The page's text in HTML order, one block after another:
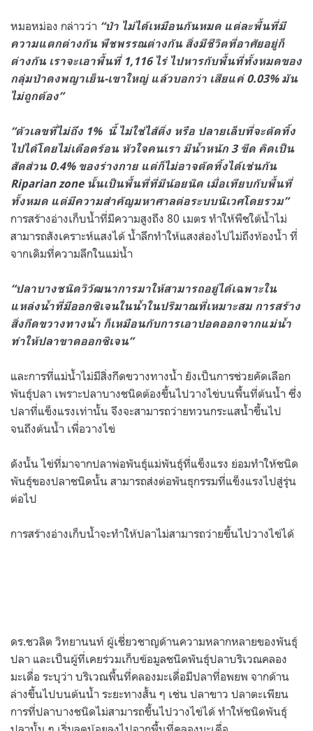
หมอหม่อง กล่าวว่า “ป่า ไม่ได้เหมือนกันหมด แต่ละพื้นที่มี
ความแตกต่างกัน พืชพรรณต่างกัน สิ่งมีชีวิตที่อาศัยอยู่ก็
ต่างกัน เราจะเอาพื้นที่ 1,116 ไร่ ไปหารกับพื้นที่ทั้งหมดของ
กลุ่มป่าดงพญาเย็น-เขาใหญ่ แล้วบอกว่า เสียแค่ 0.03% มัน
ไม่ถูกต้อง”
“ตัวเลขที่ไม่ถึง 1% นี้ ไม่ใช่ไส้ติ่ง หรือ ปลายเล็บที่จะตัดทิ้ง
ไปได้โดยไม่เดือดร้อน หัวใจคนเรา มีน้ำหนัก 3 ขีด คิดเป็น
สัดส่วน 0.4% ของร่างกาย แต่ก็ไม่อาจตัดทิ้งได้เช่นกัน
Riparian zone นั้นเป็นพื้นที่ที่มีน้อยนิด เมื่อเทียบกับพื้นที่
ทั้งหมด แต่มีความสำคัญมหาศาลต่อระบบนิเวศโดยรวม”
การสร้างอ่างเก็บน้ำที่มีความสูงถึง 80 เมตร ทำให้พืชใต้น้ำไม่
สามารถสังเคราะห์แสงได้ น้ำลึกทำให้แสงส่องไปไม่ถึงท้องน้ำ ที่
จากเดิมที่ความลึกในแม่น้ำ
“ปลาบางชนิดวิวัฒนาการมาให้สามารถอยู่ได้เฉพาะใน
แหล่งน้ำที่มีออกซิเจนในน้ำในปริมาณที่เหมาะสม การสร้าง
สิ่งกีดขวางทางน้ำ ก็เหมือนกับการเอาปอดออกจากแม่น้ำ
ทำให้ปลาขาดออกซิเจน”
และการที่แม่น้ำไม่มีสิ่งกีดขวางทางน้ำ ยังเป็นการช่วยคัดเลือก
พันธุ์ปลา เพราะปลาบางชนิดต้องขึ้นไปวางไข่บนพื้นที่ต้นน้ำ ซึ่ง
ปลาที่แข็งแรงเท่านั้น จึงจะสามารถว่ายทวนกระแสน้ำขึ้นไป
จนถึงต้นน้ำ เพื่อวางไข่
ดังนั้น ไข่ที่มาจากปลาพ่อพันธุ์แม่พันธุ์ที่แข็งแรง ย่อมทำให้ชนิด
พันธุ์ของปลาชนิดนั้น สามารถส่งต่อพันธุกรรมที่แข็งแรงไปสู่รุ่น
ต่อไป
การสร้างอ่างเก็บน้ำจะทำให้ปลาไม่สามารถว่ายขึ้นไปวางไข่ได้
ดร.ชวลิต วิทยานนท์ ผู้เชี่ยวชาญด้านความหลากหลายของพันธุ์
ปลา และเป็นผู้ที่เคยร่วมเก็บข้อมูลชนิดพันธุ์ปลาบริเวณคลอง
มะเดื่อ ระบุว่า บริเวณพื้นที่คลองมะเดื่อมีปลาที่อพยพ จากด้าน
ล่างขึ้นไปบนต้นน้ำ ระยะทางสั้น ๆ เช่น ปลาขาว ปลาตะเพียน
การที่ปลาบางชนิดไม่สามารถขึ้นไปวางไข่ได้ ทำให้ชนิดพันธุ์